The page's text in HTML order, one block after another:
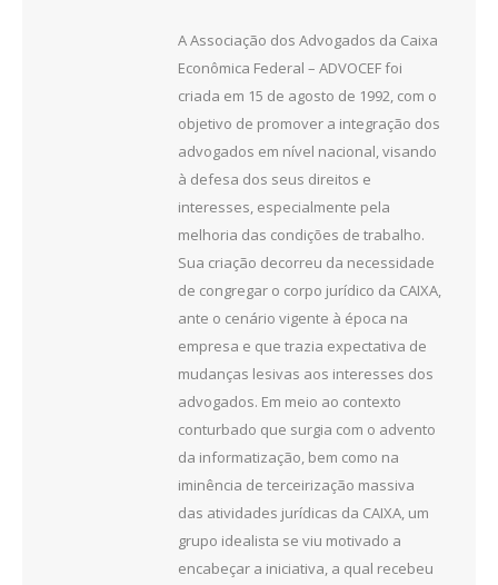
A Associação dos Advogados da Caixa
Econômica Federal – ADVOCEF foi
criada em 15 de agosto de 1992, com o
objetivo de promover a integração dos
advogados em nível nacional, visando
à defesa dos seus direitos e
interesses, especialmente pela
melhoria das condições de trabalho.
Sua criação decorreu da necessidade
de congregar o corpo jurídico da CAIXA,
ante o cenário vigente à época na
empresa e que trazia expectativa de
mudanças lesivas aos interesses dos
advogados. Em meio ao contexto
conturbado que surgia com o advento
da informatização, bem como na
iminência de terceirização massiva
das atividades jurídicas da CAIXA, um
grupo idealista se viu motivado a
encabeçar a iniciativa, a qual recebeu